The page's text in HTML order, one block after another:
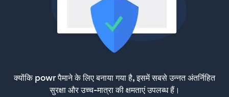
क्योंकि powr पैमाने के लिए बनाया गया है, इसमें सबसे उन्नत अंतर्निहित
सुरक्षा और उच्च-मात्रा की क्षमताएं उपलब्ध हैं।